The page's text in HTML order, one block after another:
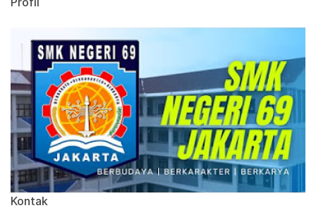
Kontak